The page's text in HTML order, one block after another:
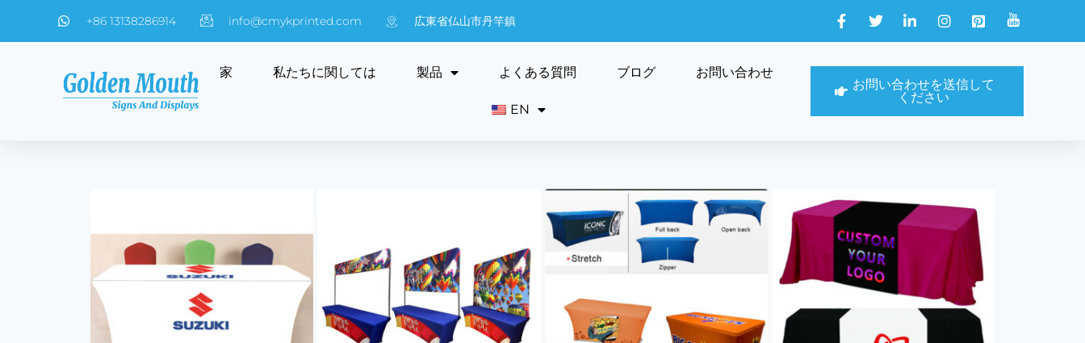
+86 13138286914 info@cmykprinted.com 広東省仏山市丹竿鎮
家 私たちに関しては 製品 よくある質問 ブログ お問い合わせ
EN
お問い合わせを送信して
ください